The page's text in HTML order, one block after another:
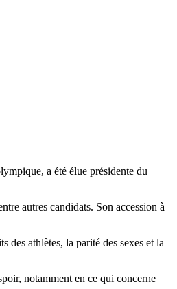
a été élue présidente du
autres candidats. Son accession à
athlètes, la parité des sexes et la
notamment en ce qui concerne